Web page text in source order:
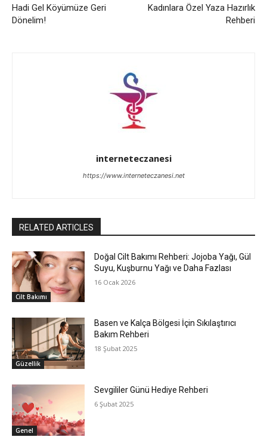
Hadi Gel Köyümüze Geri
Dönelim!
Kadınlara Özel Yaza Hazırlık
Rehberi
interneteczanesi
https://www.interneteczanesi.net
RELATED ARTICLES
Cilt Bakımı
Doğal Cilt Bakımı Rehberi: Jojoba Yağı, Gül
Suyu, Kuşburnu Yağı ve Daha Fazlası
16 Ocak 2026
Güzellik
Basen ve Kalça Bölgesi İçin Sıkılaştırıcı
Bakım Rehberi
18 Şubat 2025
Genel
Sevgililer Günü Hediye Rehberi
6 Şubat 2025